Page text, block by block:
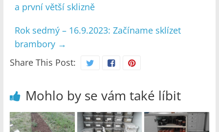
a první větší sklizně
Rok sedmý – 16.9.2023: Začíname sklízet
brambory →
Share This Post:
Mohlo by se vám také líbit